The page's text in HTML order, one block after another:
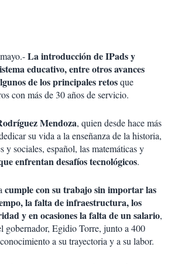
La introducción de IPads y
educativo, entre otros avances
de los principales retosque
con más de 30 años de servicio.
Mendoza, quien desde hace más
su vida a la enseñanza de la historia,
y sociales, español, las matemáticas y
enfrentan desafíos tecnológicos.
cumple con su trabajo sin importar las
la falta de infraestructura, los
y en ocasiones la falta de un salario,
gobernador, Egidio Torre, junto a 400
a su trayectoria y a su labor.